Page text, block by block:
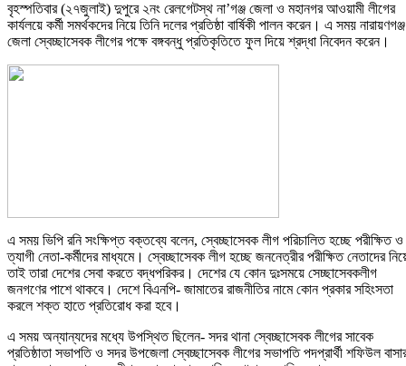
বৃহস্পতিবার (২৭জুলাই) দুপুরে ২নং রেলগেটস্থ না’গঞ্জ জেলা ও মহানগর আওয়ামী লীগের
কার্যলয়ে কর্মী সমর্থকদের নিয়ে তিনি দলের প্রতিষ্ঠা বার্ষিকী পালন করেন। এ সময় নারায়ণগঞ্জ
জেলা স্বেচ্ছাসেবক লীগের পক্ষে বঙ্গবন্ধু প্রতিকৃতিতে ফুল দিয়ে শ্রদ্ধা নিবেদন করেন।
এ সময় ভিপি রনি সংক্ষিপ্ত বক্তব্যে বলেন, স্বেচ্ছাসেবক লীগ পরিচালিত হচ্ছে পরীক্ষিত ও
ত্যাগী নেতা-কর্মীদের মাধ্যমে। স্বেচ্ছাসেবক লীগ হচ্ছে জননেত্রীর পরীক্ষিত নেতাদের
তাই তারা দেশের সেবা করতে বদ্ধপরিকর। দেশের যে কোন দুঃসময়ে সেচ্ছাসেবকলীগ
জনগণের পাশে থাকবে। দেশে বিএনপি- জামাতের রাজনীতির নামে কোন প্রকার সহিংসতা
করলে শক্ত হাতে প্রতিরোধ করা হবে।
এ সময় অন্যান্যদের মধ্যে উপস্থিত ছিলেন- সদর থানা স্বেচ্ছাসেবক লীগের সাবেক
প্রতিষ্ঠাতা সভাপতি ও সদর উপজেলা স্বেচ্ছাসেবক লীগের সভাপতি পদপ্রার্থী শফিউল